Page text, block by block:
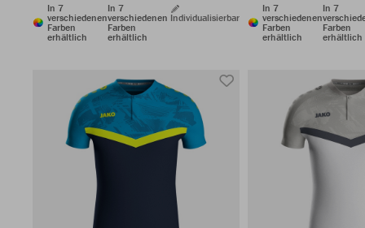
In 7
verschiedenen
Farben
erhältlich
In 7
verschiedenen
Farben
erhältlich
Individualisierbar
In 7
verschiedenen
Farben
erhältlich
In 7
Farben
erhältlich